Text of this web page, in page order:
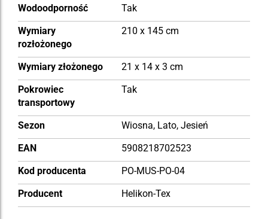
Wodoodporność
Tak
Wymiary
rozłożonego
210 x 145 cm
Wymiary złożonego
21 x 14 x 3 cm
Pokrowiec
transportowy
Tak
Sezon
Wiosna, Lato, Jesień
EAN
5908218702523
Kod producenta
PO-MUS-PO-04
Producent
Helikon-Tex